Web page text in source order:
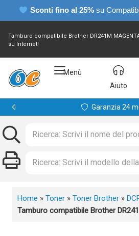
Sconti fino al 25% su
Tamburo compatibile Brother DR241M
su Internet!
Menù
Aiuto
Garanzia 24
Home » Toner » Toner Brother »
Tamburo compatibile Brother